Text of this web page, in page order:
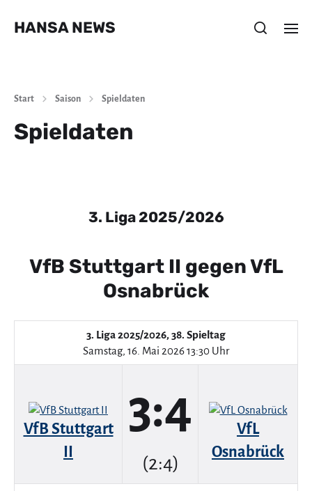
HANSA NEWS
Start Saison Spieldaten
Spieldaten
3. Liga 2025/2026
VfB Stuttgart II gegen VfL
Osnabrück
3. Liga 2025/2026, 38. Spieltag
Samstag, 16. Mai 2026 13:30 Uhr
VfB Stuttgart
II
3:4
(2:4)
VfL
Osnabrück